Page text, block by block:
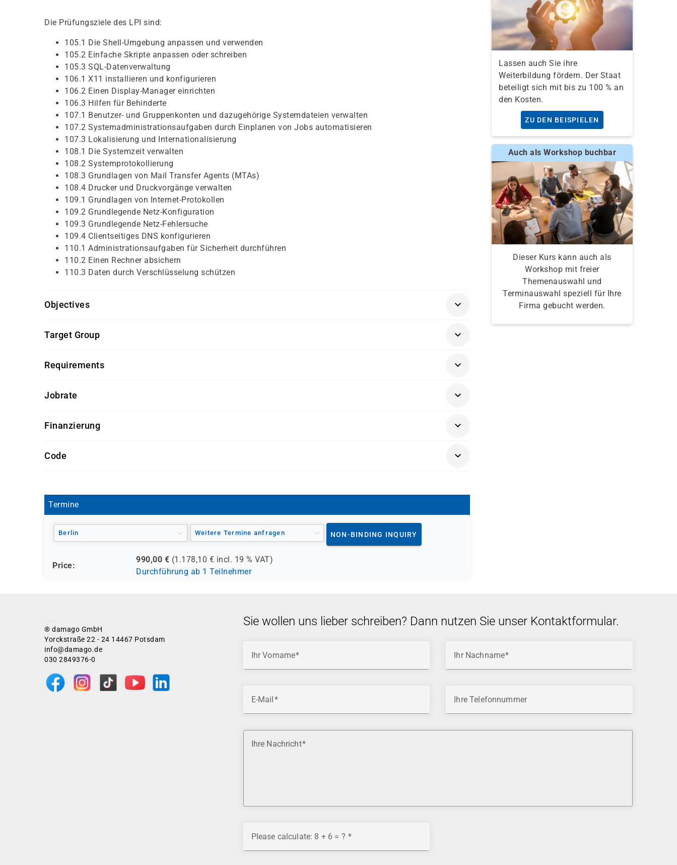
Die Prüfungsziele des LPI sind:
105.1 Die Shell-Umgebung anpassen und verwenden
105.2 Einfache Skripte anpassen oder schreiben
105.3 SQL-Datenverwaltung
106.1 X11 installieren und konfigurieren
106.2 Einen Display-Manager einrichten
106.3 Hilfen für Behinderte
107.1 Benutzer- und Gruppenkonten und dazugehörige Systemdateien verwalten
107.2 Systemadministrationsaufgaben durch Einplanen von Jobs automatisieren
107.3 Lokalisierung und Internationalisierung
108.1 Die Systemzeit verwalten
108.2 Systemprotokollierung
108.3 Grundlagen von Mail Transfer Agents (MTAs)
108.4 Drucker und Druckvorgänge verwalten
109.1 Grundlagen von Internet-Protokollen
109.2 Grundlegende Netz-Konfiguration
109.3 Grundlegende Netz-Fehlersuche
109.4 Clientseitiges DNS konfigurieren
110.1 Administrationsaufgaben für Sicherheit durchführen
110.2 Einen Rechner absichern
110.3 Daten durch Verschlüsselung schützen
Objectives
Besuch der Kurse des LPIC-1-Vorbereitungs-Curriculums oder gleichwertige Linux-Kenntnisse
Target Group
Requirements
Jobrate
Finanzierung
- regionale Einrichtungen
und andere Träger möglich
Code
Termine
Berlin Weitere Termine anfragen NON-BINDING INQUIRY
Price:
990,00 € (1.178,10 € incl. 19 % VAT)
Durchführung ab 1 Teilnehmer
Lassen auch Sie ihre
Weiterbildung fördern. Der Staat
beteiligt sich mit bis zu 100 % an
den Kosten.
ZU DEN BEISPIELEN
Auch als Workshop buchbar
Dieser Kurs kann auch als
Workshop mit freier
Themenauswahl und
Terminauswahl speziell für Ihre
Firma gebucht werden.
® damago GmbH
Yorckstraße 22 - 24 14467 Potsdam
info@damago.de
030 2849376-0
Sie wollen uns lieber schreiben? Dann nutzen Sie unser Kontaktformular.
Ihr Vorname Ihr Nachname
E-Mail Ihre Telefonnummer
Ihre Nachricht
Please calculate: 8 + 6 = ?